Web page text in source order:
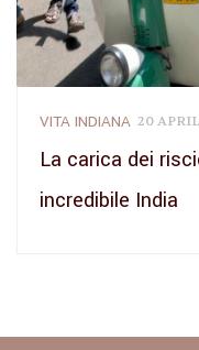
VITA INDIANA 20
La carica dei
incredibile India